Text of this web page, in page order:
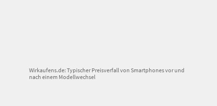
Wirkaufens.de: Typischer Preisverfall von Smartphones vor und
nach einem Modellwechsel